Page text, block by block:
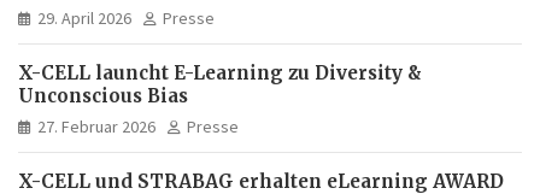
29. April 2026 Presse
X-CELL launcht E-Learning zu Diversity &
Unconscious Bias
27. Februar 2026 Presse
X-CELL und STRABAG erhalten eLearning AWARD